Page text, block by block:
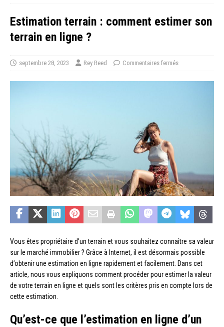
Estimation terrain : comment estimer son
terrain en ligne ?
septembre 28, 2023 Rey Reed Commentaires fermés
Vous êtes propriétaire d’un terrain et vous souhaitez connaître sa valeur
sur le marché immobilier ? Grâce à Internet, il est désormais possible
d’obtenir une estimation en ligne rapidement et facilement. Dans cet
article, nous vous expliquons comment procéder pour estimer la valeur
de votre terrain en ligne et quels sont les critères pris en compte lors de
cette estimation.
Qu’est-ce que l’estimation en ligne d’un